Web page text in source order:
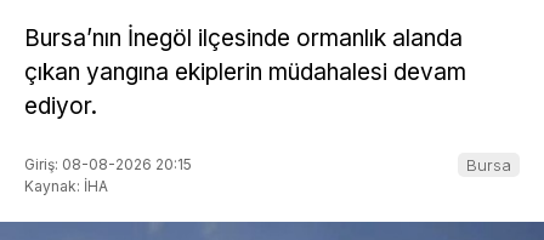
Bursa’nın İnegöl ilçesinde ormanlık alanda
çıkan yangına ekiplerin müdahalesi devam
ediyor.
Giriş: 08-08-2026 20:15
Kaynak: İHA
Bursa